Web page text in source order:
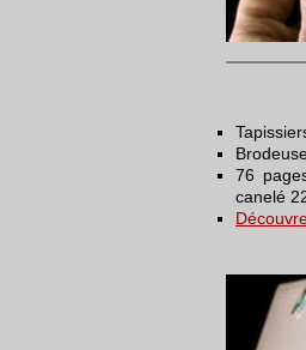
76
canelé